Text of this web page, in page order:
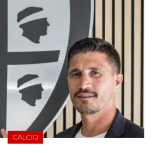
CALCIO